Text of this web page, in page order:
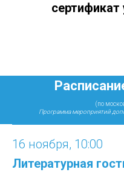
сертификат
(по
Программа мероприятий
16 ноября, 10:00
Литературная